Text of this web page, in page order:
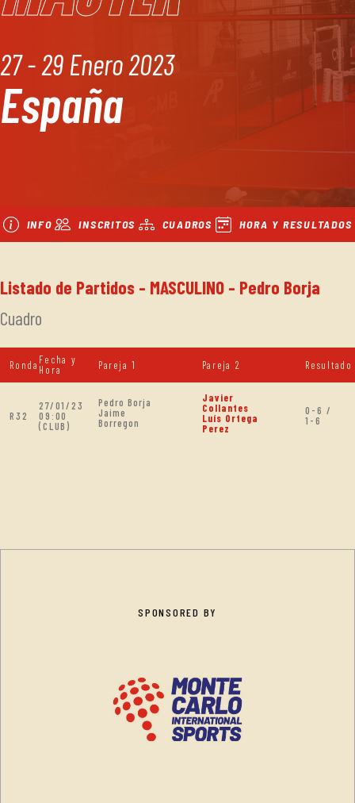
27 - 29 Enero 2023
España
INFO INSCRITOS CUADROS HORA Y RESULTADOS
Listado de Partidos - MASCULINO - Pedro Borja
Cuadro
Ronda Fecha y
Hora
Pareja 1 Pareja 2 Resultado
R32
27/01/23
09:00
(CLUB)
Pedro Borja
Jaime
Borregon
Javier
Collantes
Luís Ortega
Perez
0-6 /
1-6
SPONSORED BY